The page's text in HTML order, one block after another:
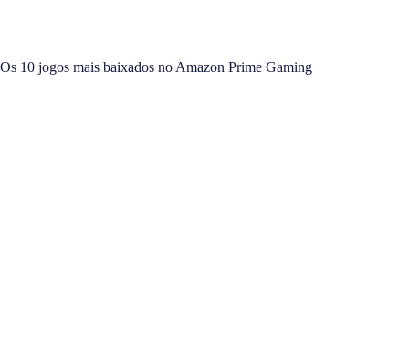
Os 10 jogos mais baixados no Amazon Prime Gaming